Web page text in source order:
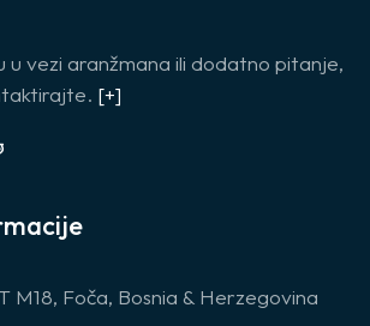
u vezi aranžmana ili dodatno pitanje,
[+]
M18, Foča, Bosnia & Herzegovina